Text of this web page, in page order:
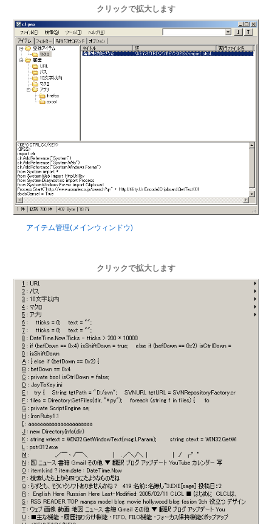
クリックで拡大します
アイテム管理(メインウィンドウ)
クリックで拡大します